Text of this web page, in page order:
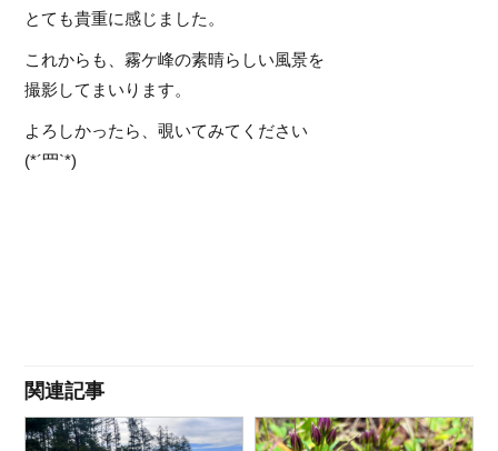
とても貴重に感じました。
これからも、霧ケ峰の素晴らしい風景を
撮影してまいります。
よろしかったら、覗いてみてください
(*´罒`*)
関連記事